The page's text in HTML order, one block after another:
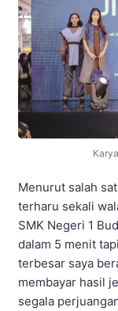
Menurut salah
terharu sekali
SMK Negeri 1
dalam 5 menit
terbesar saya
membayar hasil
segala